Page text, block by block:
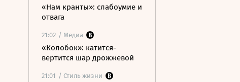
«Нам кранты»: слабоумие и
отвага
21:02 / Медиа
«Колобок»: катится-
вертится шар дрожжевой
21:01 / Стиль жизни